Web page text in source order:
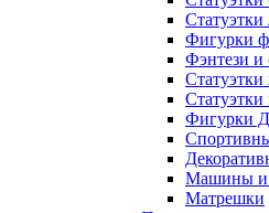
Фигурки
Фэнтези и
Фигурки
Машины и
Матрешки